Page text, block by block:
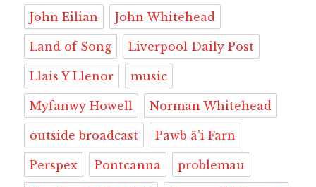
John Eilian John Whitehead
Land of Song Liverpool Daily Post
Llais Y Llenor music
Myfanwy Howell Norman Whitehead
outside broadcast Pawb â'i Farn
Perspex Pontcanna problemau